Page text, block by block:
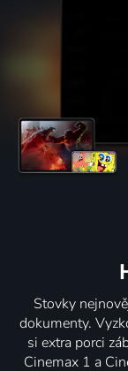
Stovky
dokumenty.
si extra porci
Cinemax 1 a